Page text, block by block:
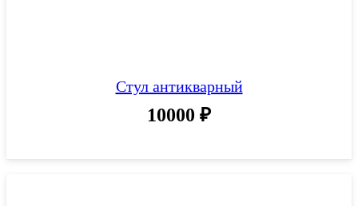
Стул антикварный
10000 ₽